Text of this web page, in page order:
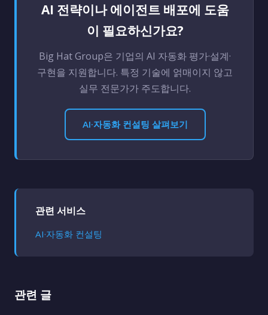
AI 전략이나 에이전트 배포에 도움
이 필요하신가요?
Big Hat Group은 기업의 AI 자동화 평가·설계·
구현을 지원합니다. 특정 기술에 얽매이지 않고
실무 전문가가 주도합니다.
AI·자동화 컨설팅 살펴보기
관련 서비스
AI·자동화 컨설팅
관련 글